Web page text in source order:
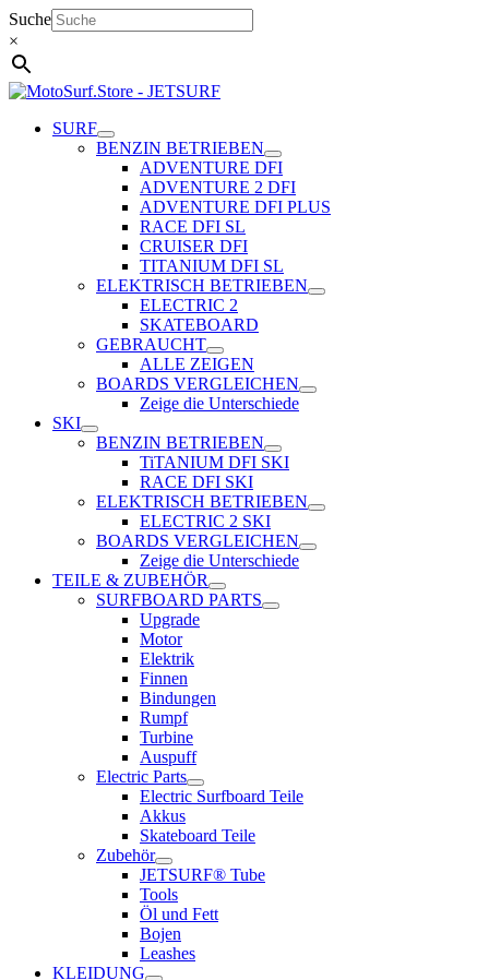
Zum
Inhalt
springen
Suche
×
SURF
BENZIN BETRIEBEN
ADVENTURE DFI
ADVENTURE 2 DFI
ADVENTURE DFI PLUS
RACE DFI SL
CRUISER DFI
TITANIUM DFI SL
ELEKTRISCH BETRIEBEN
ELECTRIC 2
SKATEBOARD
GEBRAUCHT
ALLE ZEIGEN
BOARDS VERGLEICHEN
Zeige die Unterschiede
SKI
BENZIN BETRIEBEN
TiTANIUM DFI SKI
RACE DFI SKI
ELEKTRISCH BETRIEBEN
ELECTRIC 2 SKI
BOARDS VERGLEICHEN
Zeige die Unterschiede
TEILE & ZUBEHÖR
SURFBOARD PARTS
Upgrade
Motor
Elektrik
Finnen
Bindungen
Rumpf
Turbine
Auspuff
Electric Parts
Electric Surfboard Teile
Akkus
Skateboard Teile
Zubehör
JETSURF® Tube
Tools
Öl und Fett
Bojen
Leashes
KLEIDUNG